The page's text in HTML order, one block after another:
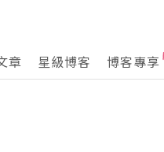
章 星級博客 博客專享